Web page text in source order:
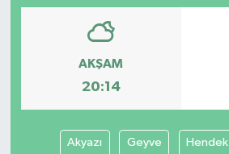
AKŞAM
20:14
Akyazı Geyve Hendek